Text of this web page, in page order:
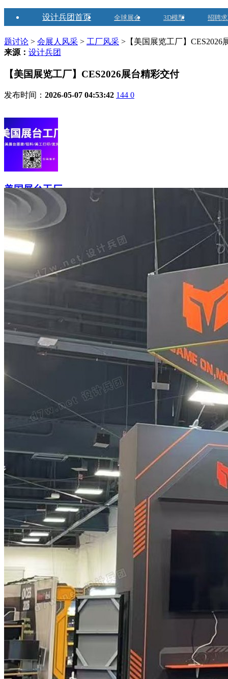
设计兵团首页 全球展会 3D模型 招聘
题讨论 > 会展人风采 > 工厂风采 >【美国展览工厂】CES2026
来源： 设计兵团
【美国展览工厂】CES2026展台精彩交付
发布时间： 2026-05-07 04:53:42 144 0
美国展台工厂
1970-01-01注册
兵豆0个
兵币